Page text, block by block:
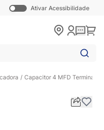
Ativar Acessibilidade
/ Capacitor 4 MFD Terminal